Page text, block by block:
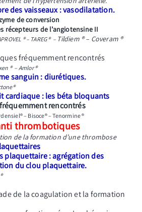
des vaisseaux : vasodilatation.
de conversion
récepteurs de l’angiotensine II
® – TAREG ® – Tildiem ® – Coveram ®
fréquemment rencontrés
® – Amlor ®
sanguin : diurétiques.
cardiaque : les béta bloquants
rencontrés
– Bisoce® – Tenormine ®
thrombotiques
de la formation d’une thrombose
plaquettaire : agrégation des
du clou plaquettaire.
de la coagulation et la formation